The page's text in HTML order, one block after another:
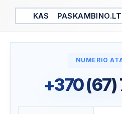
Pereiti
turinio
KAS PASKAMBINO.LT
NUMERIO
+370 (67)